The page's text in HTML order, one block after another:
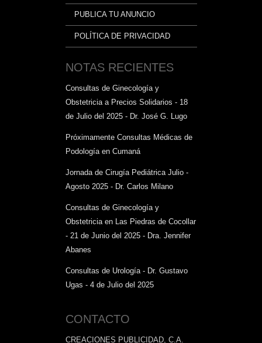
PUBLICA TU ANUNCIO
POLÍTICA DE PRIVACIDAD
NOTAS RECIENTES
Consultas de Ginecología y
Obstetricia a Precios Solidarios - 18
de Julio del 2025 - Dr. José G. Lugo
Próximamente Consultas Médicas de
Podología en Cumaná
Jornada de Cirugía Pediátrica Julio -
Agosto 2025 - Dr. Carlos Milano
Consultas de Ginecología y
Obstetricia en Las Piedras de Cocollar
- 21 de Junio del 2025 - Dra. Jennifer
Abanes
Consultas de Urología - Dr. Gustavo
Ugas - 4 de Julio del 2025
CONTACTO
CREACIONES PUBLICIDAD, C.A.